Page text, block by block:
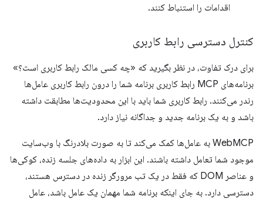
اقدامات را استنباط کنند.
کنترل دسترسی رابط کاربری
برای درک تفاوت، در نظر بگیرید که «چه کسی مالک رابط کاربری است؟»
برنامه‌های MCP رابط کاربری برنامه شما را درون رابط کاربری عامل‌ها
رندر می‌کنند. رابط کاربری شما باید با این محدودیت‌ها مطابقت داشته
باشد و به یک برنامه جدید و جداگانه نیاز دارد.
WebMCP به عامل‌ها کمک می‌کند تا به صورت بلادرنگ با وب‌سایت
موجود شما تعامل داشته باشند. این ابزار به داده‌های جلسه زنده، کوکی‌ها
و عناصر DOM که فقط در یک تب مرورگر زنده در دسترس هستند،
دسترسی دارد. به جای اینکه برنامه شما مهمان یک عامل باشد، عامل